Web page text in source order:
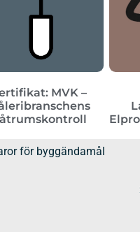
MVK –
för byggändamål